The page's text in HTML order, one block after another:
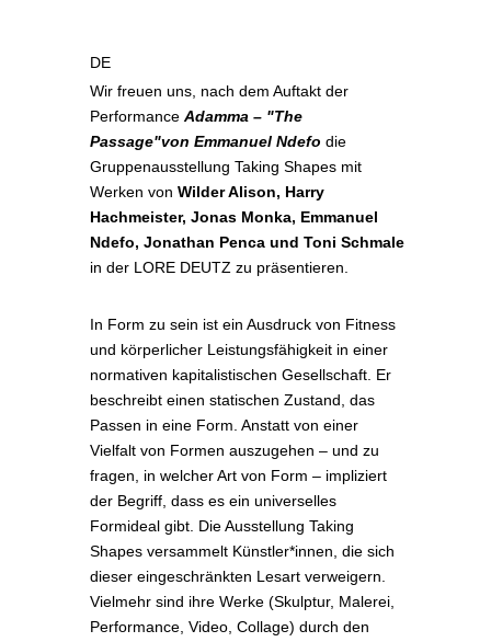
DE
Wir freuen uns, nach dem Auftakt der
Performance Adamma – "The
Passage"von Emmanuel Ndefo die
Gruppenausstellung Taking Shapes mit
Werken von Wilder Alison, Harry
Hachmeister, Jonas Monka, Emmanuel
Ndefo, Jonathan Penca und Toni Schmale
in der LORE DEUTZ zu präsentieren.
In Form zu sein ist ein Ausdruck von Fitness
und körperlicher Leistungsfähigkeit in einer
normativen kapitalistischen Gesellschaft. Er
beschreibt einen statischen Zustand, das
Passen in eine Form. Anstatt von einer
Vielfalt von Formen auszugehen – und zu
fragen, in welcher Art von Form – impliziert
der Begriff, dass es ein universelles
Formideal gibt. Die Ausstellung Taking
Shapes versammelt Künstler*innen, die sich
dieser eingeschränkten Lesart verweigern.
Vielmehr sind ihre Werke (Skulptur, Malerei,
Performance, Video, Collage) durch den